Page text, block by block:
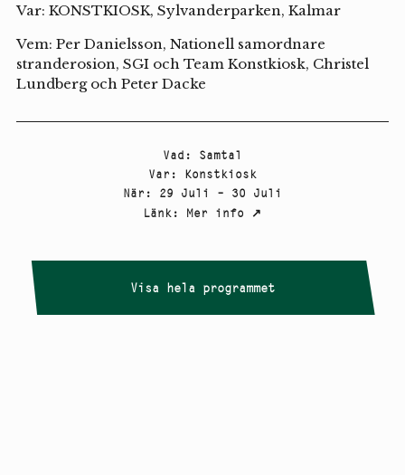
Var: KONSTKIOSK, Sylvanderparken, Kalmar
Vem: Per Danielsson, Nationell samordnare
stranderosion, SGI och Team Konstkiosk, Christel
Lundberg och Peter Dacke
Vad : Samtal
Var :
Konstkiosk
När : 29 Juli – 30 Juli
Länk: Mer info ↗
Visa hela programmet